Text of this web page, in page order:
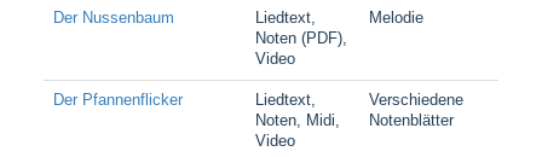
Der Nussenbaum
Liedtext,
Noten (PDF),
Video
Melodie
Der Pfannenflicker
Liedtext,
Noten, Midi,
Video
Verschiedene
Notenblätter